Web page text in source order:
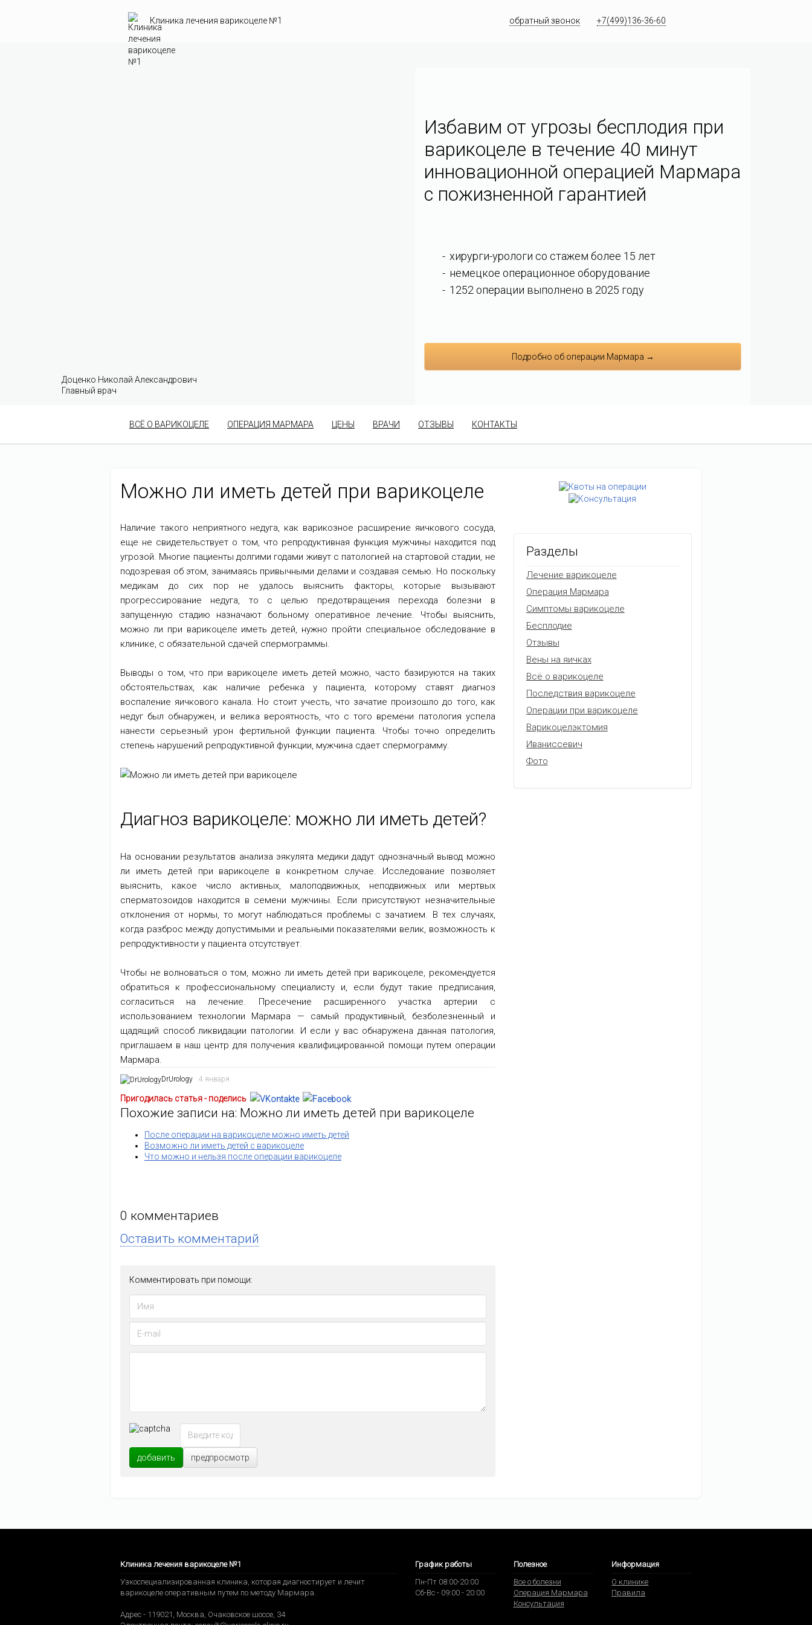
Клиника лечения варикоцеле №1 обратный звонок +7(499)136-36-60
Избавим от угрозы бесплодия при
варикоцеле в течение 40 минут
инновационной операцией Мармара
c пожизненной гарантией
хирурги-урологи со стажем более 15 лет
немецкое операционное оборудование
1252 операции выполнено в 2025 году
Подробно об операции Мармара →
Доценко Николай Александрович
Главный врач
ВСЁ О ВАРИКОЦЕЛЕ ОПЕРАЦИЯ МАРМАРА ЦЕНЫ ВРАЧИ ОТЗЫВЫ КОНТАКТЫ
Можно ли иметь детей при варикоцеле
Наличие такого неприятного недуга, как варикозное расширение яичкового сосуда,
еще не свидетельствует о том, что репродуктивная функция мужчины находится под
угрозой. Многие пациенты долгими годами живут с патологией на стартовой стадии, не
подозревая об этом, занимаясь привычными делами и создавая семью. Но поскольку
медикам до сих пор не удалось выяснить факторы, которые вызывают
прогрессирование недуга, то с целью предотвращения перехода болезни в
запущенную стадию назначают больному оперативное лечение. Чтобы выяснить,
можно ли при варикоцеле иметь детей, нужно пройти специальное обследование в
клинике, с обязательной сдачей спермограммы.
Выводы о том, что при варикоцеле иметь детей можно, часто базируются на таких
обстоятельствах, как наличие ребенка у пациента, которому ставят диагноз
воспаление яичкового канала. Но стоит учесть, что зачатие произошло до того, как
недуг был обнаружен, и велика вероятность, что с того времени патология успела
нанести серьезный урон фертильной функции пациента. Чтобы точно определить
степень нарушений репродуктивной функции, мужчина сдает спермограмму.
Диагноз варикоцеле: можно ли иметь детей?
На основании результатов анализа эякулята медики дадут однозначный вывод можно
ли иметь детей при варикоцеле в конкретном случае. Исследование позволяет
выяснить, какое число активных, малоподвижных, неподвижных или мертвых
сперматозоидов находится в семени мужчины. Если присутствуют незначительные
отклонения от нормы, то могут наблюдаться проблемы с зачатием. В тех случаях,
когда разброс между допустимыми и реальными показателями велик, возможность к
репродуктивности у пациента отсутствует.
Чтобы не волноваться о том, можно ли иметь детей при варикоцеле, рекомендуется
обратиться к профессиональному специалисту и, если будут такие предписания,
согласиться на лечение. Пресечение расширенного участка артерии с
использованием технологии Мармара — самый продуктивный, безболезненный и
щадящий способ ликвидации патологии. И если у вас обнаружена данная патология,
приглашаем в наш центр для получения квалифицированной помощи путем операции
Мармара.
DrUrology 4 января
Пригодилась статья - поделись
Похожие записи на: Можно ли иметь детей при варикоцеле
После операции на варикоцеле можно иметь детей
Возможно ли иметь детей с варикоцеле
Что можно и нельзя после операции варикоцеле
0 комментариев
Оставить комментарий
Комментировать при помощи:
добавить предпросмотр
Разделы
Лечение варикоцеле
Операция Мармара
Симптомы варикоцеле
Бесплодие
Отзывы
Вены на яичках
Всё о варикоцеле
Последствия варикоцеле
Операции при варикоцеле
Варикоцелэктомия
Иваниссевич
Фото
Клиника лечения варикоцеле №1
Узкоспециализированная клиника, которая диагностирует и лечит
варикоцеле оперативным путем по методу Мармара.
Адрес - 119021 , Москва, Очаковское шоссе, 34
График работы
Пн-Пт 08:00-20:00
Сб-Вс - 09:00 - 20:00
Полезное
Все о болезни
Операция Мармара
Консультация
Информация
О клинике
Правила